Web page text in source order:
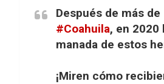
o
e
r
n
g
e
r
A
p
p
r
e
s
t
I
Después de más
#Coahuila, en 2020
manada de estos
¡Miren cómo